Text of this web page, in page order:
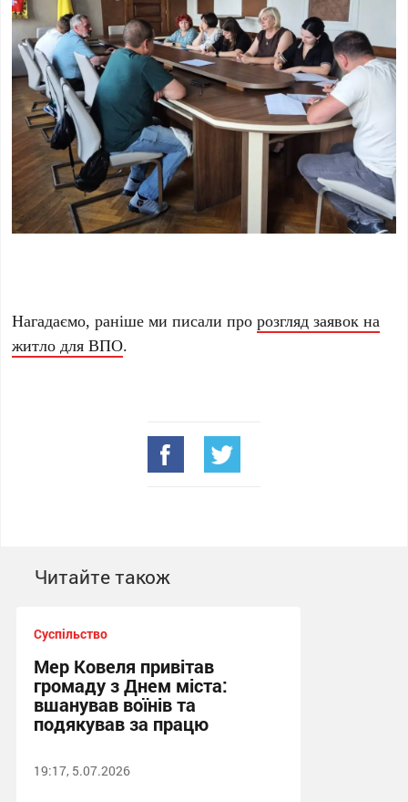
Нагадаємо, раніше ми писали пророзгляд заявок на
житло для ВПО.
Читайте також
Суспільство
Мер Ковеля привітав
громаду з Днем міста:
вшанував воїнів та
подякував за працю
19:17, 5.07.2026